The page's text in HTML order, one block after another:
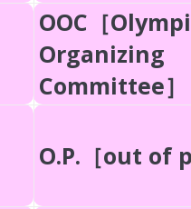
OOC［
Organizing
Committee］
O.P.［out of